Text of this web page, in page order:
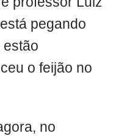
pegando
o feijão no
no